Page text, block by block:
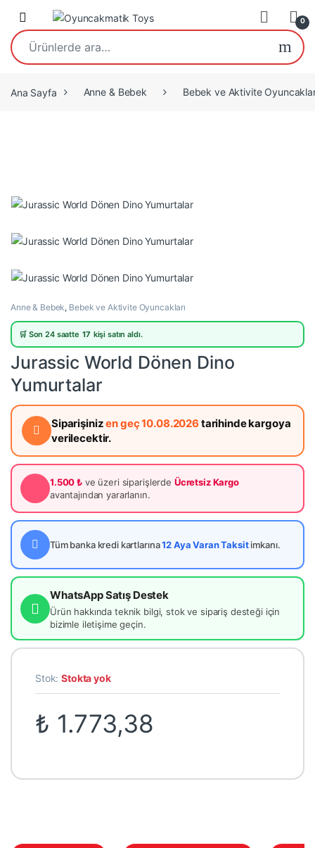
Open 0
Ara:
Ana Sayfa Anne & Bebek Bebek ve Aktivite
Anne & Bebek, Bebek ve Aktivite Oyuncakları
🛒 Son 24 saatte 17 kişi satın aldı.
Jurassic World Dönen Dino
Yumurtalar
Siparişinizen geç 10.08.2026 tarihinde kargoya
verilecektir.
1.500 ₺ ve üzeri siparişlerde Ücretsiz Kargo
avantajından yararlanın.
Tüm banka kredi kartlarına12 Aya Varan Taksitimkanı.
WhatsApp Satış Destek
Ürün hakkında teknik bilgi, stok ve sipariş desteği için
bizimle iletişime geçin.
Stok:Stokta yok
₺ 1.773,38